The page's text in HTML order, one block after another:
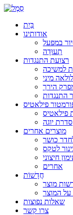
בַּיִת
אודותינו
במפעל
תְעוּדָה
רצועת התנגדות
למשיכה
מיני
הירך
התנגדות
פילאטיס
פילאטיס
סדרת יוגה
מוצרים אחרים
כושר
לטקס
חיצוני
אחרים
חֲדָשׁוֹת
מוצר
על המוצר
שאלות נפוצות
צרו קשר